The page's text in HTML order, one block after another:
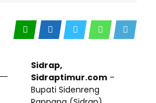
Sidrap,
Sidraptimur.com –
Bupati Sidenreng